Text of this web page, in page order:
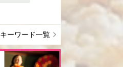
キーワード一覧